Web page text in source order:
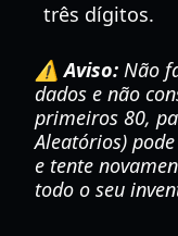
três dígitos.
⚠️ Aviso: Não
dados e não
primeiros 80,
Aleatórios)
e tente
todo o seu